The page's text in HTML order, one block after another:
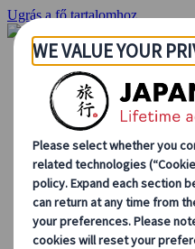
Ugrás a fő tartalomhoz
Kezdőlap
Ajánlatok
Egyéni utak
Csoportos
Egyéni autós
Kirándulások
Személyre szabott
Japan Rail Pass
Így dolgozunk mi
Rólunk
Csapatunk
Csatlakozz